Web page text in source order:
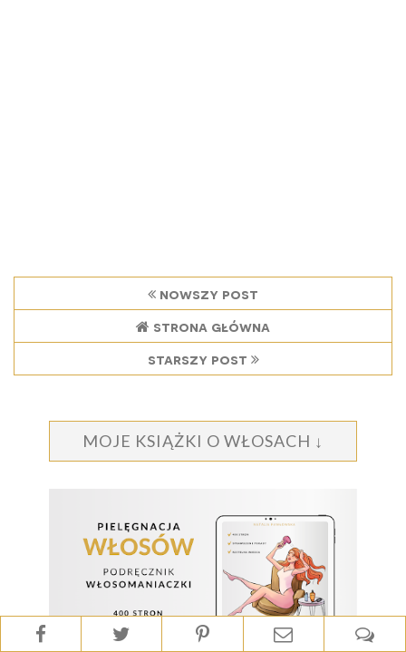
nowszy post
strona główna
starszy post
MOJE KSIĄŻKI O WŁOSACH ↓